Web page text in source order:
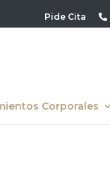
Pide Cita
Corporales